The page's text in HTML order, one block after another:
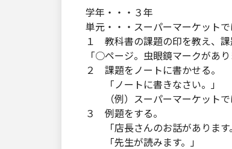
学年・・・３年
単元・・・スーパーマーケット
１ 教科書の課題の印を教え、課
「○ページ。虫眼鏡マークがあり
２ 課題をノートに書かせる。
「ノートに書きなさい。」
（例）スーパーマーケットで
３ 例題をする。
「店長さんのお話があります
「先生が読みます。」